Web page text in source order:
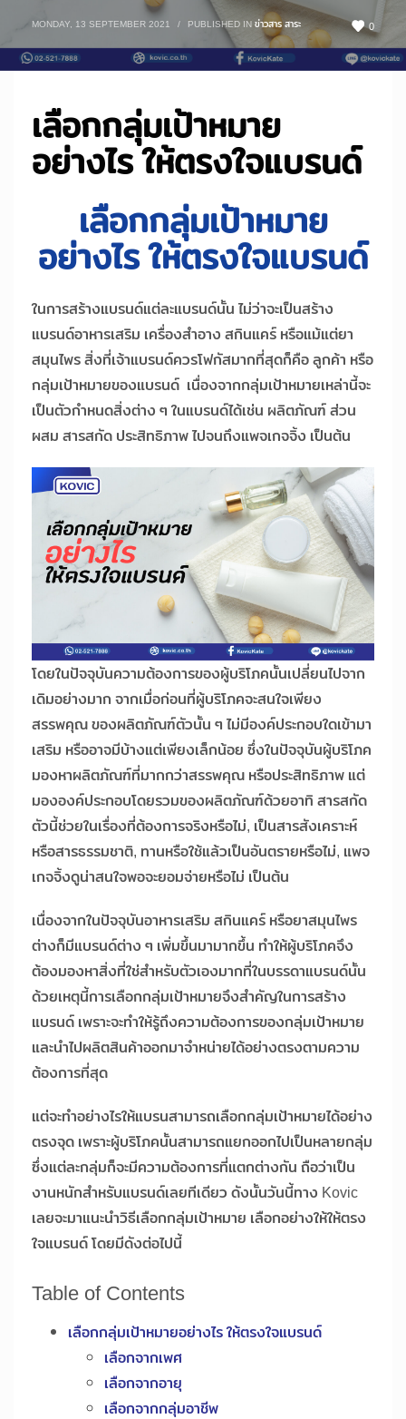
0
MONDAY, 13 SEPTEMBER 2021 / PUBLISHED INข่าวสาร สาระ
เลือกกลุ่มเป้าหมาย
อย่างไร ให้ตรงใจแบรนด์
เลือกกลุ่มเป้าหมาย
อย่างไร ให้ตรงใจแบรนด์
ในการสร้างแบรนด์แต่ละแบรนด์นั้น ไม่ว่าจะเป็นสร้าง
แบรนด์อาหารเสริม เครื่องสำอาง สกินแคร์ หรือแม้แต่ยา
สมุนไพร สิ่งที่เจ้าแบรนด์ควรโฟกัสมากที่สุดก็คือ ลูกค้า หรือ
กลุ่มเป้าหมายของแบรนด์ เนื่องจากกลุ่มเป้าหมายเหล่านี้จะ
เป็นตัวกำหนดสิ่งต่าง ๆ ในแบรนด์ได้เช่น ผลิตภัณฑ์ ส่วน
ผสม สารสกัด ประสิทธิภาพ ไปจนถึงแพจเกจจิ้ง เป็นต้น
โดยในปัจจุบันความต้องการของผู้บริโภคนั้นเปลี่ยนไปจาก
เดิมอย่างมาก จากเมื่อก่อนที่ผู้บริโภคจะสนใจเพียง
สรรพคุณ ของผลิตภัณฑ์ตัวนั้น ๆ ไม่มีองค์ประกอบใดเข้ามา
เสริม หรืออาจมีบ้างแต่เพียงเล็กน้อย ซึ่งในปัจจุบันผู้บริโภค
มองหาผลิตภัณฑ์ที่มากกว่าสรรพคุณ หรือประสิทธิภาพ แต่
มององค์ประกอบโดยรวมของผลิตภัณฑ์ด้วยอาทิ สารสกัด
ตัวนี้ช่วยในเรื่องที่ต้องการจริงหรือไม่, เป็นสารสังเคราะห์
หรือสารธรรมชาติ, ทานหรือใช้แล้วเป็นอันตรายหรือไม่, แพจ
เกจจิ้งดูน่าสนใจพอจะยอมจ่ายหรือไม่ เป็นต้น
เนื่องจากในปัจจุบันอาหารเสริม สกินแคร์ หรือยาสมุนไพร
ต่างก็มีแบรนด์ต่าง ๆ เพิ่มขึ้นมามากขึ้น ทำให้ผู้บริโภคจึง
ต้องมองหาสิ่งที่ใช่สำหรับตัวเองมากที่ในบรรดาแบรนด์นั้น
ด้วยเหตุนี้การเลือกกลุ่มเป้าหมายจึงสำคัญในการสร้าง
แบรนด์ เพราะจะทำให้รู้ถึงความต้องการของกลุ่มเป้าหมาย
และนำไปผลิตสินค้าออกมาจำหน่ายได้อย่างตรงตามความ
ต้องการที่สุด
แต่จะทำอย่างไรให้แบรนสามารถเลือกกลุ่มเป้าหมายได้อย่าง
ตรงจุด เพราะผู้บริโภคนั้นสามารถแยกออกไปเป็นหลายกลุ่ม
ซึ่งแต่ละกลุ่มก็จะมีความต้องการที่แตกต่างกัน ถือว่าเป็น
งานหนักสำหรับแบรนด์เลยทีเดียว ดังนั้นวันนี้ทาง Kovic
เลยจะมาแนะนำวิธีเลือกกลุ่มเป้าหมาย เลือกอย่างให้ให้ตรง
ใจแบรนด์ โดยมีดังต่อไปนี้
Table of Contents
เลือกกลุ่มเป้าหมายอย่างไร ให้ตรงใจแบรนด์
เลือกจากเพศ
เลือกจากอายุ
เลือกจากกลุ่มอาชีพ